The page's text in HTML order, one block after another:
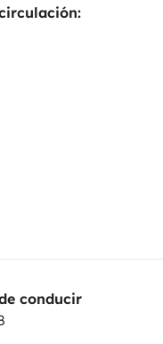
conducir